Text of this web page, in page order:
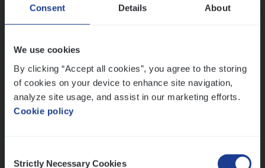
Consent Details About
We use cookies
By clicking “Accept all cookies”, you agree to the storing
of cookies on your device to enhance site navigation,
analyze site usage, and assist in our marketing efforts.
Cookie policy
Selection
Strictly Necessary Cookies
Dos­sier­be­heer­der Gewaar­borgd Inkomen
Insurance Operations
Antwerpen